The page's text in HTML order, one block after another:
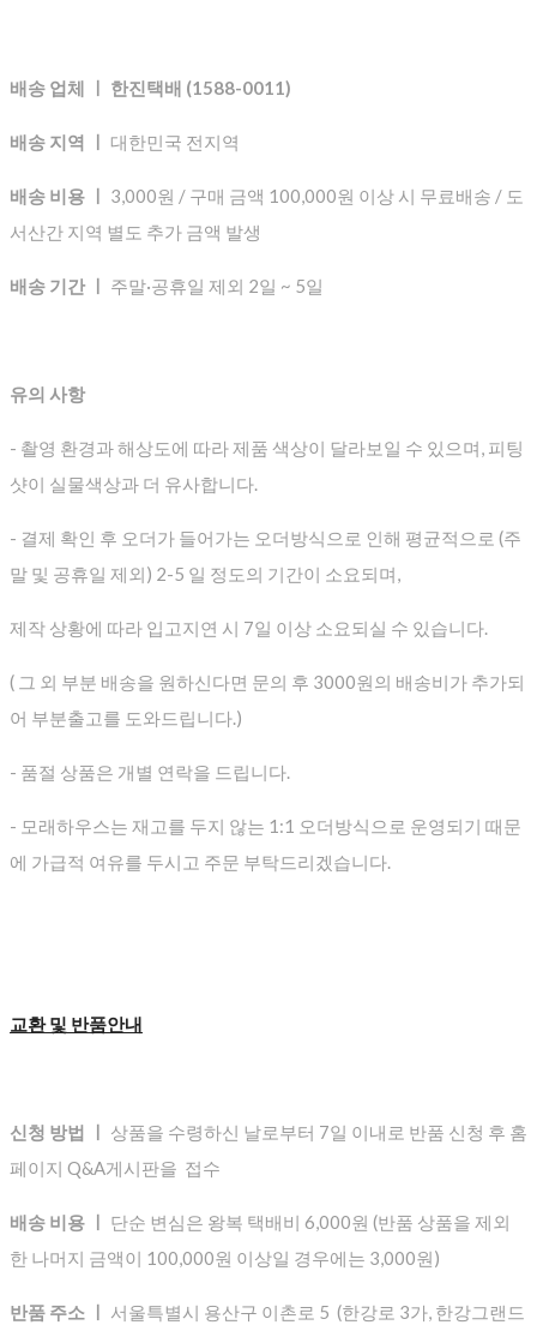
배송 업체 ㅣ 한진택배 (1588-0011)
배송 지역 ㅣ 대한민국 전지역
배송 비용 ㅣ 3,000원 / 구매 금액 100,000원 이상 시 무료배송 / 도
서산간 지역 별도 추가 금액 발생
배송 기간 ㅣ 주말·공휴일 제외 2일 ~ 5일
유의 사항
- 촬영 환경과 해상도에 따라 제품 색상이 달라보일 수 있으며, 피팅
샷이 실물색상과 더 유사합니다.
- 결제 확인 후 오더가 들어가는 오더방식으로 인해 평균적으로 (주
말 및 공휴일 제외) 2-5 일 정도의 기간이 소요되며,
제작 상황에 따라 입고지연 시 7일 이상 소요되실 수 있습니다.
( 그 외 부분 배송을 원하신다면 문의 후 3000원의 배송비가 추가되
어 부분출고를 도와드립니다.)
- 품절 상품은 개별 연락을 드립니다.
- 모래하우스는 재고를 두지 않는 1:1 오더방식으로 운영되기 때문
에 가급적 여유를 두시고 주문 부탁드리겠습니다.
교환 및 반품안내
신청 방법 ㅣ 상품을 수령하신 날로부터 7일 이내로 반품 신청 후 홈
페이지 Q&A게시판을 접수
배송 비용 ㅣ
단순 변심은 왕복 택배비 6,000원 (반품 상품을 제외
한 나머지 금액이 100,000원 이상일 경우에는 3,000원)
반품 주소 ㅣ 서울특별시 용산구 이촌로 5 (한강로 3가, 한강그랜드